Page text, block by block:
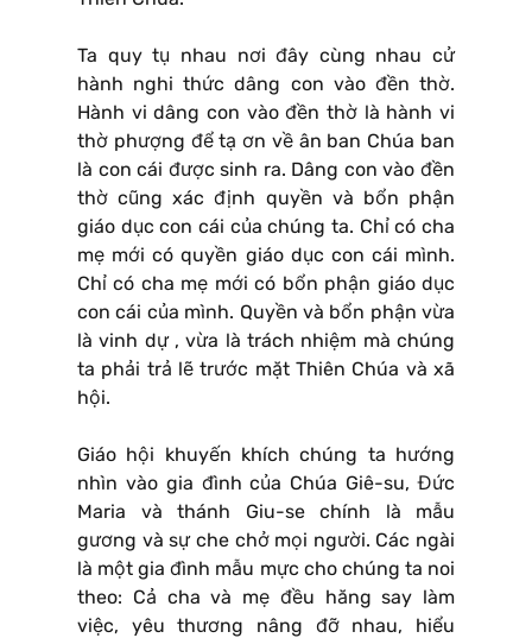
Ta quy tụ nhau nơi đây cùng nhau cử
hành nghi thức dâng con vào đền thờ.
Hành vi dâng con vào đền thờ là hành vi
thờ phượng để tạ ơn về ân ban Chúa ban
là con cái được sinh ra. Dâng con vào đền
thờ cũng xác định quyền và bổn phận
giáo dục con cái của chúng ta. Chỉ có cha
mẹ mới có quyền giáo dục con cái mình.
Chỉ có cha mẹ mới có bổn phận giáo dục
con cái của mình. Quyền và bổn phận vừa
là vinh dự , vừa là trách nhiệm mà chúng
ta phải trả lẽ trước mặt Thiên Chúa và xã
hội.
Giáo hội khuyến khích chúng ta hướng
nhìn vào gia đình của Chúa Giê-su, Đức
Maria và thánh Giu-se chính là mẫu
gương và sự che chở mọi người. Các ngài
là một gia đình mẫu mực cho chúng ta noi
theo: Cả cha và mẹ đều hăng say làm
việc, yêu thương nâng đỡ nhau, hiểu